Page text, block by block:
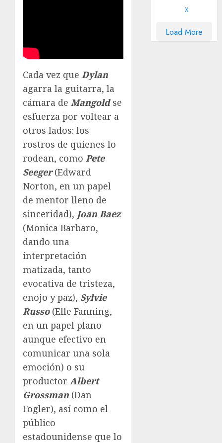
Cada vez que Dylan
agarra la guitarra, la
cámara de Mangoldse
esfuerza por voltear a
otros lados: los
rostros de quienes lo
rodean, como Pete
Seeger(Edward
Norton, en un papel
de mentor lleno de
sinceridad), Joan Baez
(Monica Barbaro,
dando una
interpretación
matizada, tanto
evocativa de tristeza,
enojo y paz), Sylvie
Russo(Elle Fanning,
en un papel plano
aunque efectivo en
comunicar una sola
emoción) o su
productor Albert
Grossman (Dan
Fogler), así como el
público
estadounidense que lo
X
Load More